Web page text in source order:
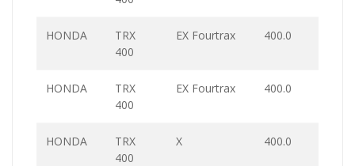
HONDA
TRX
400
EX Fourtrax 400.0
HONDA
TRX
400
EX Fourtrax 400.0
HONDA
TRX
400
X 400.0